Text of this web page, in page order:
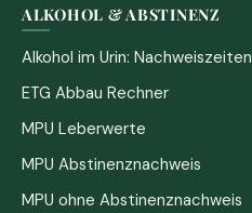
ALKOHOL & ABSTINENZ
Alkohol im Urin: Nachweiszeiten
ETG Abbau Rechner
MPU Leberwerte
MPU Abstinenznachweis
MPU ohne Abstinenznachweis